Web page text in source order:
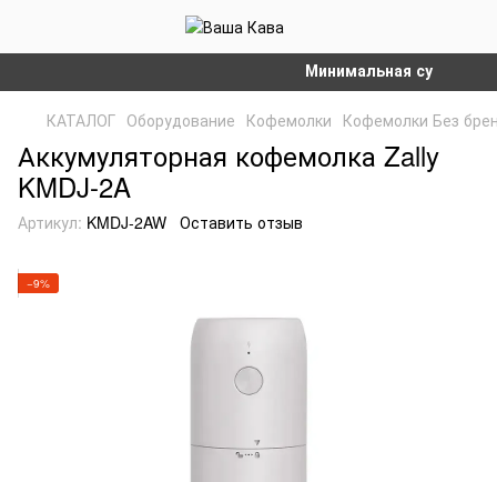
Минимальная сумма
КАТАЛОГ Оборудование Кофемолки Кофемолки Без
Аккумуляторная кофемолка Zally
KMDJ-2A
Артикул: KMDJ-2AW Оставить отзыв
−9%